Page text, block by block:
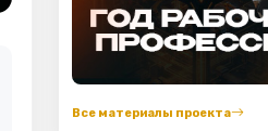
Все материалы проекта